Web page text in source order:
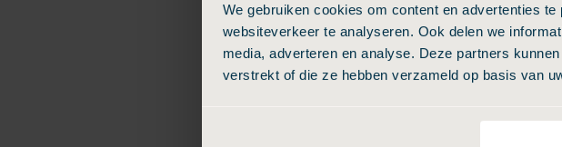
We gebruiken cookies om content en advertenties
websiteverkeer te analyseren. Ook delen we
media, adverteren en analyse. Deze partners
verstrekt of die ze hebben verzameld op basis van